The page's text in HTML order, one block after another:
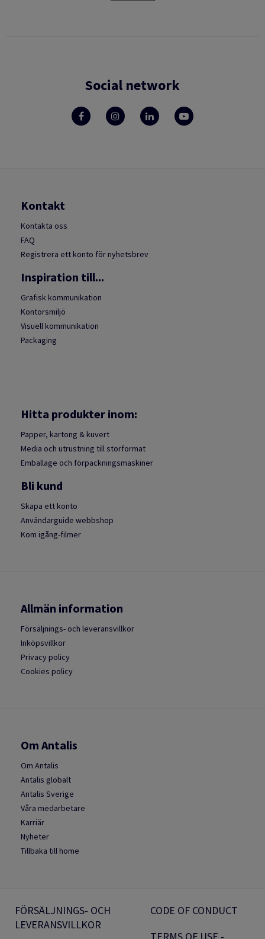
Social network
Kontakt
Kontakta oss
FAQ
Registrera ett konto för nyhetsbrev
Inspiration till...
Grafisk kommunikation
Kontorsmiljö
Visuell kommunikation
Packaging
Hitta produkter inom:
Papper, kartong & kuvert
Media och utrustning till storformat
Emballage och förpackningsmaskiner
Bli kund
Skapa ett konto
Användarguide webbshop
Kom igång-filmer
Allmän information
Försäljnings- och leveransvillkor
Inköpsvillkor
Privacy policy
Cookies policy
Om Antalis
Om Antalis
Antalis globalt
Antalis Sverige
Våra medarbetare
Karriär
Nyheter
Tillbaka till home
FÖRSÄLJNINGS- OCH
LEVERANSVILLKOR
CODE OF CONDUCT
TERMS OF USE -